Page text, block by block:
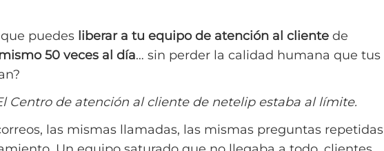
puedes liberar a tu equipo de atención al cliente de
50 veces al día… sin perder la calidad humana que tus
Centro de atención al cliente de netelip estaba al límite.
las mismas llamadas, las mismas preguntas repetidas